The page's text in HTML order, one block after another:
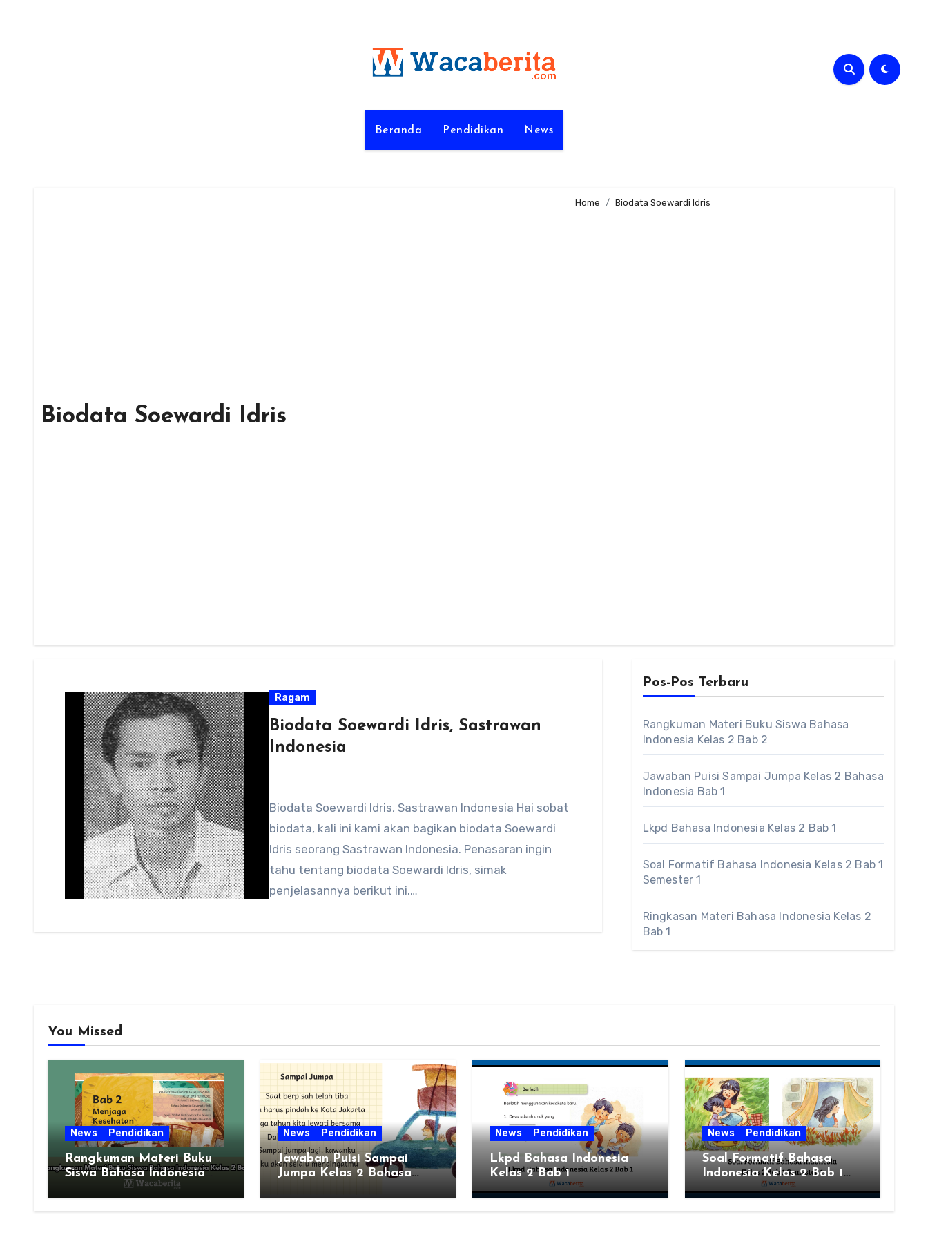
Beranda Pendidikan News
Biodata Soewardi Idris
Home Biodata Soewardi Idris
Ragam
Biodata Soewardi Idris, Sastrawan
Indonesia
Biodata Soewardi Idris, Sastrawan Indonesia Hai sobat
biodata, kali ini kami akan bagikan biodata Soewardi
Idris seorang Sastrawan Indonesia. Penasaran ingin
tahu tentang biodata Soewardi Idris, simak
penjelasannya berikut ini.…
Pos-Pos Terbaru
Rangkuman Materi Buku Siswa Bahasa
Indonesia Kelas 2 Bab 2
Jawaban Puisi Sampai Jumpa Kelas 2 Bahasa
Indonesia Bab 1
Lkpd Bahasa Indonesia Kelas 2 Bab 1
Soal Formatif Bahasa Indonesia Kelas 2 Bab 1
Semester 1
Ringkasan Materi Bahasa Indonesia Kelas 2
Bab 1
You Missed
News Pendidikan
Rangkuman Materi Buku
Siswa Bahasa Indonesia
Kelas 2 Bab 2
News Pendidikan
Jawaban Puisi Sampai
Jumpa Kelas 2 Bahasa
News Pendidikan
Lkpd Bahasa Indonesia
Kelas 2 Bab 1
News Pendidikan
Soal Formatif Bahasa
Indonesia Kelas 2 Bab 1
Semester 1